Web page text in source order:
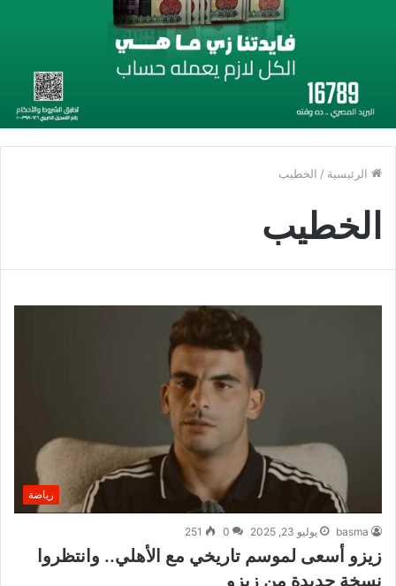
الرئيسية / الخطيب
الخطيب
رياضة
basma يوليو 23, 2025 0
251
زيزو أسعى لموسم تاريخي مع الأهلي.. وانتظروا
نسخة جديدة من زيزو